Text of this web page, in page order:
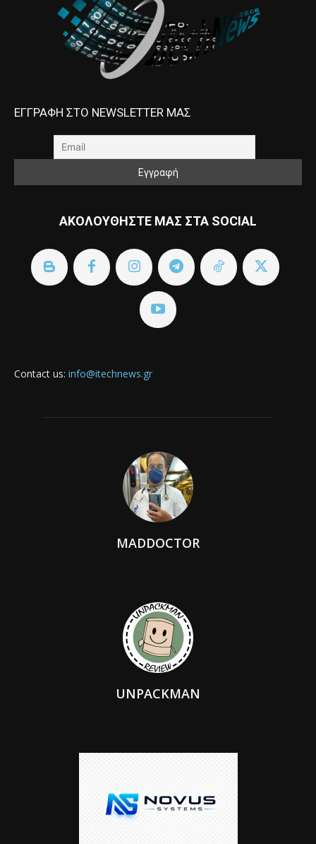
ΕΓΓΡΑΦΗ ΣΤΟ NEWSLETTER ΜΑΣ
ΑΚΟΛΟΥΘΗΣΤΕ ΜΑΣ ΣΤΑ SOCIAL
Contact us: info@itechnews.gr
MADDOCTOR
UNPACKMAN